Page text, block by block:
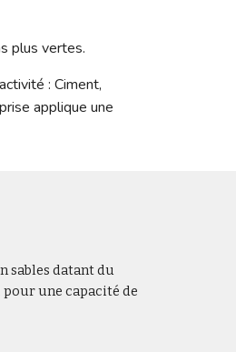
plus vertes.
: Ciment,
applique une
sables datant du
une capacité de